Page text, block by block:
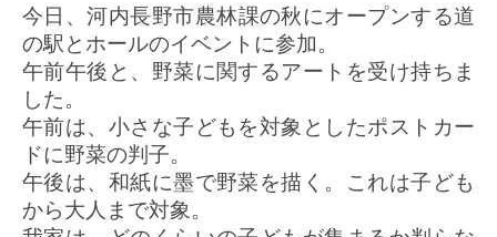
今日、河内長野市農林課の秋にオープンする道
の駅とホールのイベントに参加。
午前午後と、野菜に関するアートを受け持ちま
した。
午前は、小さな子どもを対象としたポストカー
ドに野菜の判子。
午後は、和紙に墨で野菜を描く。これは子ども
から大人まで対象。